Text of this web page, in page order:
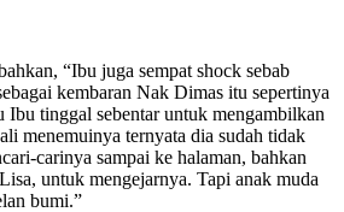
“Ibu juga sempat shock sebab
kembaran Nak Dimas itu sepertinya
Ibu tinggal sebentar untuk mengambilkan
menemuinya ternyata dia sudah tidak
carinya sampai ke halaman, bahkan
untuk mengejarnya. Tapi anak muda
bumi.”